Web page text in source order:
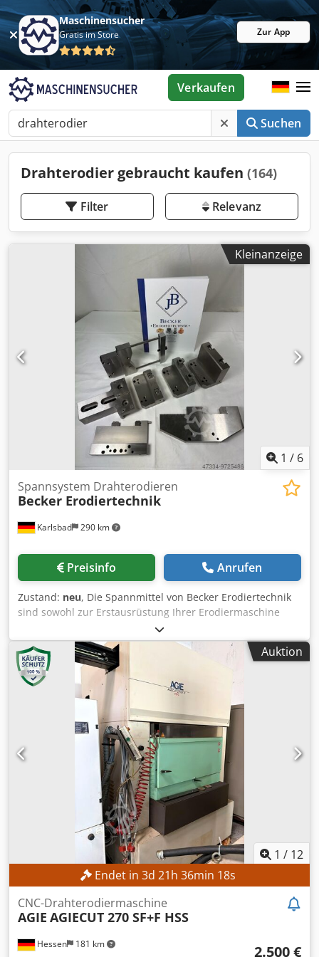
Maschinensucher
Gratis im Store Zur App
Suchen
Verkaufen
Drahterodier gebraucht kaufen (164)
Filter Relevanz
Kleinanzeige
1 / 6
Karlsbad 290 km
Spannsystem Drahterodieren
Becker Erodiertechnik
Preisinfo Anrufen
Zustand: neu, Die Spannmittel von Becker Erodiertechnik
sind sowohl zur Erstausrüstung Ihrer Erodiermaschine
oder Erweiterung einer bestehenden Ausstattung
geeignet. Runde Teile, kleine Stifte oder Stempel können
genau wie größere Platten schnell und präzise gespannt
werden. Dsdpfx Aelk Hvrjltsck Vom Fixhalter mit
Schraubstock oder Spannbalken inklusive Pendelfunktion
fertigen wir alles am Standort Karlsbad selbst. Adaptionen
zu anderen Schnittstellen oder Systemen sind möglich.
Unsere Produkte fertigen wir aus Nichtrostendem Stahl
und Härten diese. Für Rückfragen oder Technische
Hilfestellungen stehen wir Ihnen gerne zur Verfügung.
Auktion
1 / 12
Endet in 3d 21h 36min 16s
Hessen 181 km
CNC-Drahterodiermaschine
AGIE AGIECUT 270 SF+F HSS
2.500 €